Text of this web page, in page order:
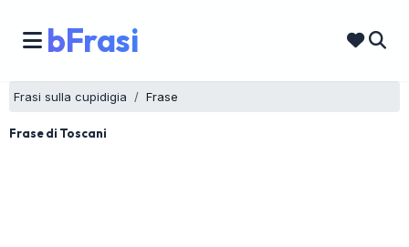
bFrasi
Frasi sulla cupidigia Frase
Frase di Toscani